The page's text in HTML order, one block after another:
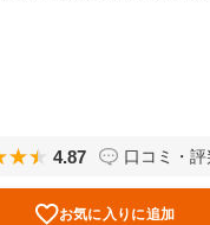
4.87 口コミ・評
お気に入りに追加